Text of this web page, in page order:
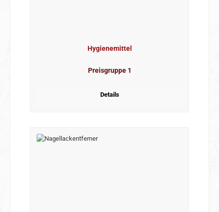
Hygienemittel
Preisgruppe 1
Details